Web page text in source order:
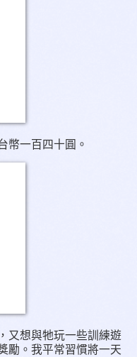
幣一百四十圓。
又想與牠玩一些訓練遊
勵。我平常習慣將一天